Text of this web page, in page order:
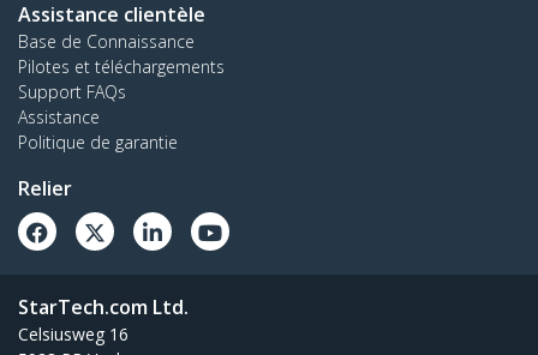
Assistance clientèle
Base de Connaissance
Pilotes et téléchargements
Support FAQs
Assistance
Politique de garantie
Relier
StarTech.com Ltd.
Celsiusweg 16